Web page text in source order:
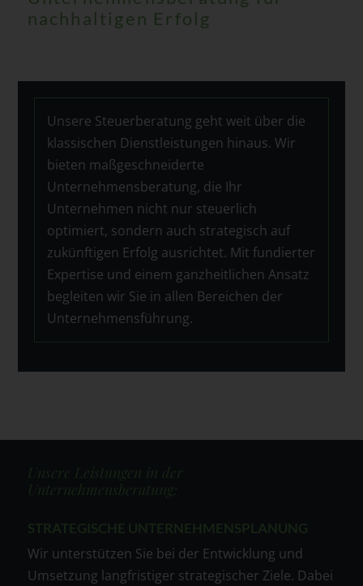
nachhaltigen Erfolg
Unsere Steuerberatung geht weit über die
klassischen Dienstleistungen hinaus. Wir
bieten maßgeschneiderte
Unternehmensberatung, die Ihr
Unternehmen nicht nur steuerlich
optimiert, sondern auch strategisch auf
zukünftigen Erfolg ausrichtet. Mit fundierter
Expertise und einem ganzheitlichen Ansatz
begleiten wir Sie in allen Bereichen der
Unternehmensführung.
Unsere Leistungen in der
Unternehmensberatung:
STRATEGISCHE UNTERNEHMENSPLANUNG
Wir unterstützen Sie bei der Entwicklung und
Umsetzung langfristiger strategischer Ziele. Dabei